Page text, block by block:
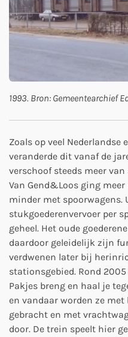
1993. Bron: Gemeentearchief
Zoals op veel Nederlandse
veranderde dit vanaf de
verschoof steeds meer
Van Gend&Loos ging
minder met
stukgoederenvervoer per
geheel. Het oude
daardoor geleidelijk zijn
verdwenen later bij
stationsgebied. Rond
Pakjes breng en haal je
en vandaar worden ze
gebracht en met
door. De trein speelt hier